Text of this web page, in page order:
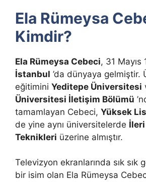
Ela Rümeysa
Kimdir?
Ela Rümeysa Cebeci, 31
İstanbul ’da dünyaya gelmiştir.
eğitimini Yeditepe Üniversitesi
Üniversitesi İletişim Bölümü
tamamlayan Cebeci, Yüksek
de yine aynı üniversitelerde
Teknikleri üzerine almıştır.
Televizyon ekranlarında sık sık
bir isim olan Ela Rümeysa